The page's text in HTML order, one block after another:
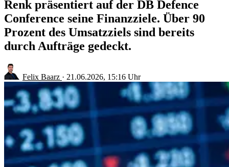
Renk präsentiert auf der DB Defence
Conference seine Finanzziele. Über 90
Prozent des Umsatzziels sind bereits
durch Aufträge gedeckt.
Felix Baarz · 21.06.2026, 15:16 Uhr